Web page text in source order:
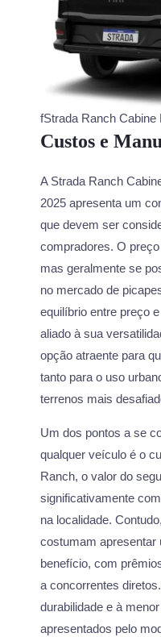
fStrada Ranch Cabine
Custos e
A Strada Ranch
2025 apresenta um
que devem ser
compradores. O
mas geralmente se
no mercado de
equilíbrio entre preço
aliado à sua
opção atraente para
tanto para o uso
terrenos mais
Um dos pontos a se
qualquer veículo é o
Ranch, o valor do
significativamente
na localidade.
costumam apresentar
benefício, com
a concorrentes
durabilidade e à
apresentados pelo